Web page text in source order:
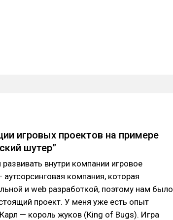
игровых проектов на примере
шутер”
внутри компании игровое
компания, которая
и web разработкой, поэтому нам было
проект. У меня уже есть опыт
— король жуков (King of Bugs). Игра